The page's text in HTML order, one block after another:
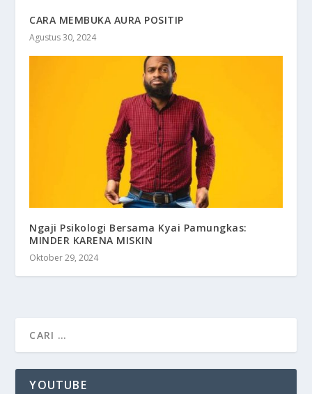
CARA MEMBUKA AURA POSITIP
Agustus 30, 2024
Ngaji Psikologi Bersama Kyai Pamungkas:
MINDER KARENA MISKIN
Oktober 29, 2024
YOUTUBE